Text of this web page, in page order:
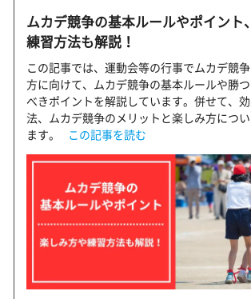
ムカデ競争の基本ルールやポイント
練習方法も解説！
この記事では、運動会等の行事でムカデ競
方に向けて、ムカデ競争の基本ルールや勝
べきポイントを解説しています。併せて、
法、ムカデ競争のメリットと楽しみ方につ
ます。
この記事を読む